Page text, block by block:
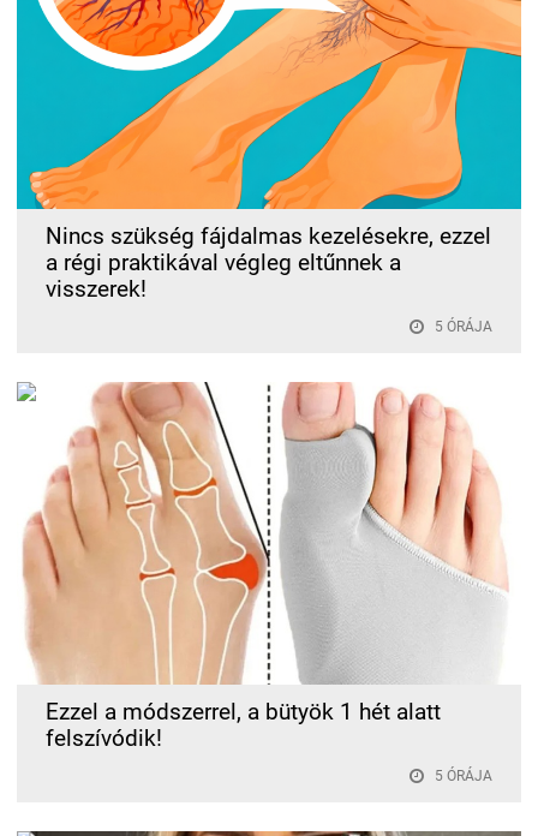
Nincs szükség fájdalmas kezelésekre, ezzel
a régi praktikával végleg eltűnnek a
visszerek!
5 ÓRÁJA
Ezzel a módszerrel, a bütyök 1 hét alatt
felszívódik!
5 ÓRÁJA